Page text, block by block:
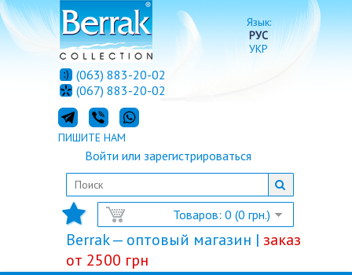
Язык:
РУС
УКР
Товаров: 0 (0 грн.)
Войти или зарегистрироваться
(063) 883-20-02
(067) 883-20-02
ПИШИТЕ НАМ
Berrak — оптовый магазин | заказ
от 2500 грн